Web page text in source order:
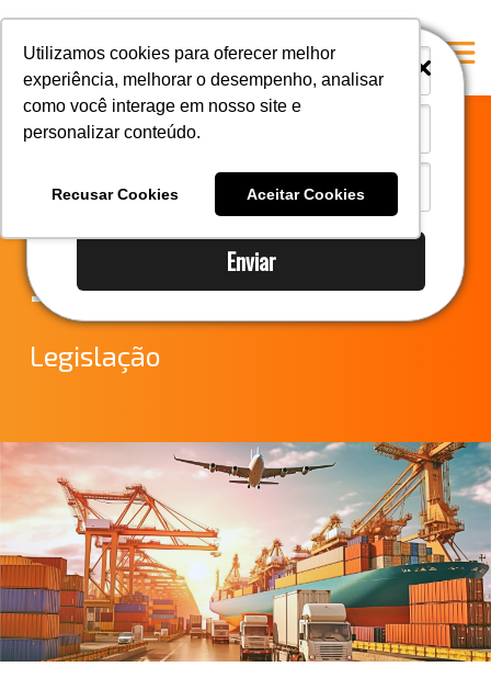
Enviar
Utilizamos cookies para oferecer melhor
experiência, melhorar o desempenho, analisar
como você interage em nosso site e
personalizar conteúdo.
Recusar Cookies Aceitar Cookies
i
i
A Mastersul
Responsabilidade social
Blog
Notícias do
Comércio Exterior
– Semana 06
Legislação